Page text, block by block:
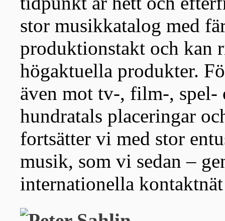
stor musikkatalog med
produktionstakt och kan
högaktuella produkter.
även mot tv-, film-, spel-
hundratals placeringar
fortsätter vi med stor
musik, som vi sedan –
internationella